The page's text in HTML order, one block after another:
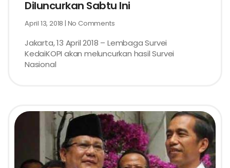
Diluncurkan Sabtu Ini
April 13, 2018 No Comments
Jakarta, 13 April 2018 – Lembaga Survei
KedaiKOPI akan meluncurkan hasil Survei
Nasional